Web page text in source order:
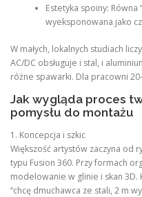
Estetyka spoiny: Równa
wyeksponowana jako
W małych, lokalnych studiach
AC/DC obsługuje i stal, i
różne spawarki. Dla pracowni
Jak wygląda proces
pomysłu do montażu
1. Koncepcja i szkic
Większość artystów zaczyna od
typu Fusion 360. Przy formach
modelowanie w glinie i skan 3D.
“chcę dmuchawca ze stali, 2 m